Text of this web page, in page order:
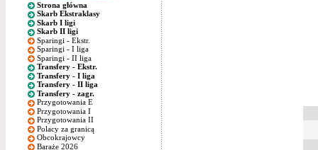
Strona główna
Skarb Ekstraklasy
Skarb I ligi
Skarb II ligi
Sparingi - Ekstr.
Sparingi - I liga
Sparingi - II liga
Transfery - Ekstr.
Transfery - I liga
Transfery - II liga
Transfery - zagr.
Przygotowania E
Przygotowania I
Przygotowania II
Polacy za granicą
Obcokrajowcy
Baraże 2026